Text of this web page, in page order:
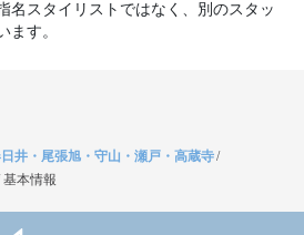
名スタイリストではなく、別のスタッ
ます。
井・尾張旭・守山・瀬戸・高蔵寺/
基本情報